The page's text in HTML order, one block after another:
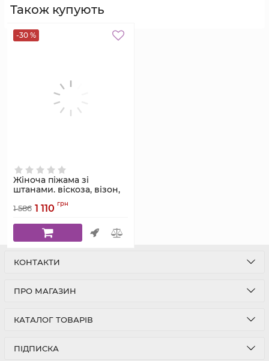
Також купують
-30 %
Жіноча піжама зі
штанами. віскоза, візон,
Артикул: 5518Р
1 586 1 110 грн
КОНТАКТИ
ПРО МАГАЗИН
КАТАЛОГ ТОВАРІВ
ПІДПИСКА